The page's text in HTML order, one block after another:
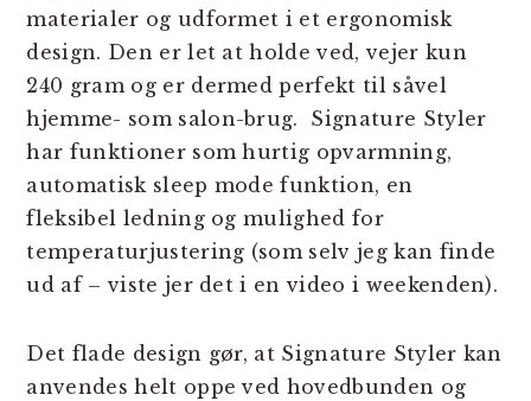
materialer og udformet i et ergonomisk
design. Den er let at holde ved, vejer kun
240 gram og er dermed perfekt til såvel
hjemme- som salon-brug. Signature Styler
har funktioner som hurtig opvarmning,
automatisk sleep mode funktion, en
fleksibel ledning og mulighed for
temperaturjustering (som selv jeg kan finde
ud af – viste jer det i en video i weekenden).
Det flade design gør, at Signature Styler kan
anvendes helt oppe ved hovedbunden og